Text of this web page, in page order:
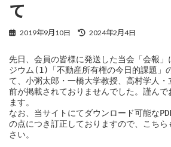
て
2019年9月10日
最
更
新
日
時
:
2024年2月4日
先日、会員の皆様に発送した当会「会報
ジウム(1)「不動産所有権の今日的課題」
て、小粥太郎・一橋大学教授、高村学人・
前が掲載されておりませんでした。謹んで
ます。
なお、当サイトにてダウンロード可能な
の点につき訂正しておりますので、こち
さい。